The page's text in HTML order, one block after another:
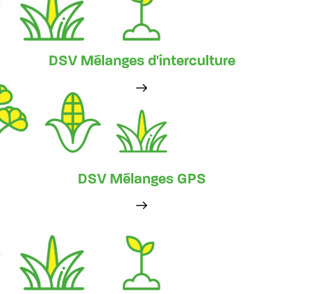
DSV Mélanges d'interculture
DSV Mélanges GPS